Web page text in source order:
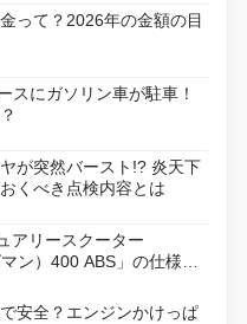
って？2026年の金額の目
スにガソリン車が駐車！
が突然バースト!? 炎天下
くべき点検内容とは
アリースクーター
ン）400 ABS」の仕様を
安全？エンジンかけっぱ